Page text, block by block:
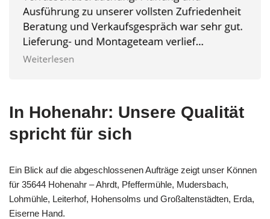
In Hohenahr: Unsere Qualität
spricht für sich
Ein Blick auf die abgeschlossenen Aufträge zeigt unser Können
für 35644 Hohenahr – Ahrdt, Pfeffermühle, Mudersbach,
Lohmühle, Leiterhof, Hohensolms und Großaltenstädten, Erda,
Eiserne Hand.